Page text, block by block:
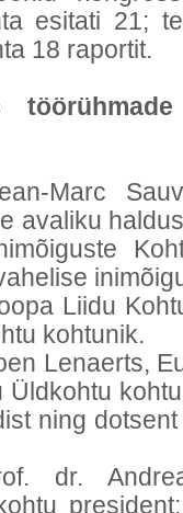
esitati 21;
18 raportit.
Marc
avaliku
Liidu
kohtunik.
Lenaerts,
Üldkohtu
ning
dr.